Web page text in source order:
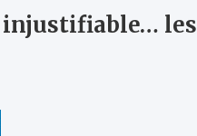
injustifiable… les